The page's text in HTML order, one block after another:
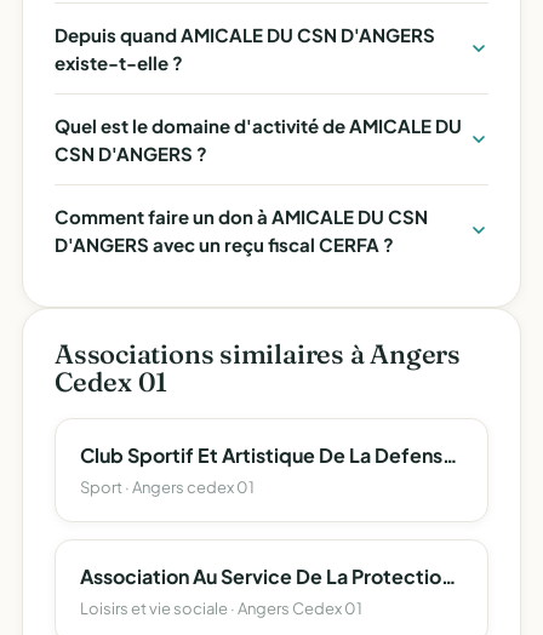
Depuis quand AMICALE DU CSN D'ANGERS
existe-t-elle ?
Quel est le domaine d'activité de AMICALE DU
CSN D'ANGERS ?
Comment faire un don à AMICALE DU CSN
D'ANGERS avec un reçu fiscal CERFA ?
Associations similaires à Angers
Cedex 01
Club Sportif Et Artistique De La Defense D'angers
Sport · Angers cedex 01
Association Au Service De La Protection Et L'accompagnement Des Majeurs 49
Loisirs et vie sociale · Angers Cedex 01